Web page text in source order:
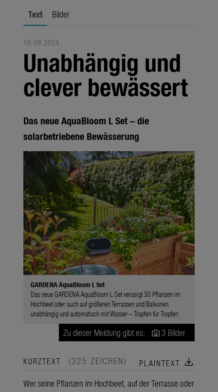
Media
Produkte
Jahreszeiten
Themen
Über Gardena
Pressekontakt
Text Bilder
10.09.2024
Unabhängig und
clever bewässert
Das neue AquaBloom L Set – die
solarbetriebene Bewässerung
GARDENA AquaBloom L Set
Das neue GARDENA AquaBloom L Set versorgt 30 Pflanzen im
Hochbeet oder auch auf größeren Terrassen und Balkonen
unabhängig und automatisch mit Wasser – Tropfen für Tropfen.
Zu dieser Meldung gibt es: 3 Bilder
KURZTEXT (325 ZEICHEN) PLAINTEXT download
Wer seine Pflanzen im Hochbeet, auf der Terrasse oder